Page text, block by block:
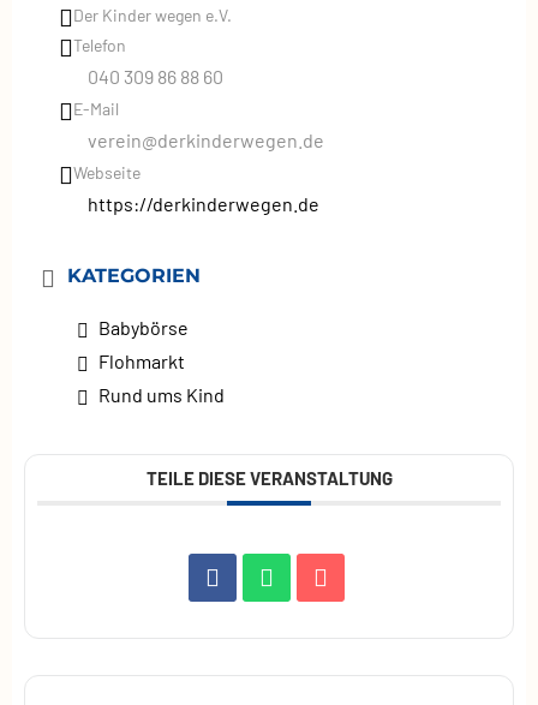
Der Kinder wegen e.V.
Telefon
040 309 86 88 60
E-Mail
verein@derkinderwegen.de
Webseite
https://derkinderwegen.de
KATEGORIEN
Babybörse
Flohmarkt
Rund ums Kind
TEILE DIESE VERANSTALTUNG